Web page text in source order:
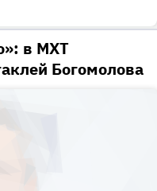
в МХТ
Богомолова